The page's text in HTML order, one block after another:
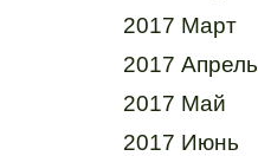
2017 Март
2017 Апрель
2017 Май
2017 Июнь